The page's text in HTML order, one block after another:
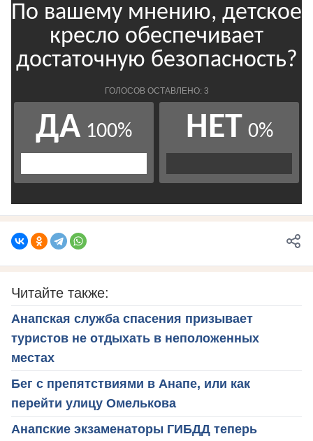
Читайте также:
Анапская служба спасения призывает
туристов не отдыхать в неположенных
местах
Бег с препятствиями в Анапе, или как
перейти улицу Омелькова
Анапские экзаменаторы ГИБДД теперь